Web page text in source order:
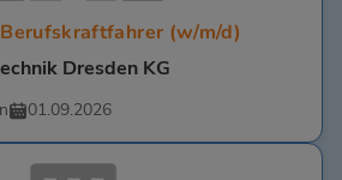
(w/m/d)
Dresden KG
01.09.2026